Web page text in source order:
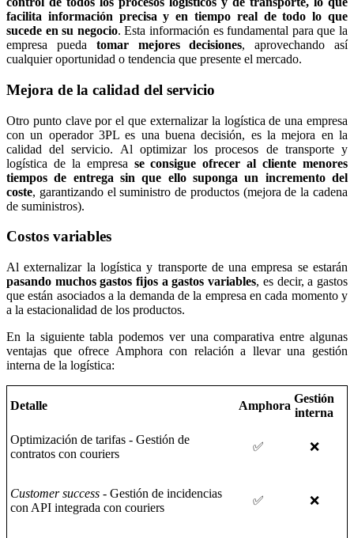
facilita información precisa y en tiempo real de todo lo que
sucede en su negocio. Esta información es fundamental para que la
empresa pueda tomar mejores decisiones, aprovechando así
cualquier oportunidad o tendencia que presente el mercado.
Mejora de la calidad del servicio
Otro punto clave por el que externalizar la logística de una empresa
con un operador 3PL es una buena decisión, es la mejora en la
calidad del servicio. Al optimizar los procesos de transporte y
logística de la empresa se consigue ofrecer al cliente menores
tiempos de entrega sin que ello suponga un incremento del
coste, garantizando el suministro de productos (mejora de la cadena
de suministros).
Costos variables
Al externalizar la logística y transporte de una empresa se estarán
pasando muchos gastos fijos a gastos variables, es decir, a gastos
que están asociados a la demanda de la empresa en cada momento y
a la estacionalidad de los productos.
En la siguiente tabla podemos ver una comparativa entre algunas
ventajas que ofrece Amphora con relación a llevar una gestión
interna de la logística:
Detalle Amphora
Gestión
interna
Optimización de tarifas - Gestión de
contratos con couriers
✅ ❌
Customer success - Gestión de incidencias
con API integrada con couriers
✅ ❌